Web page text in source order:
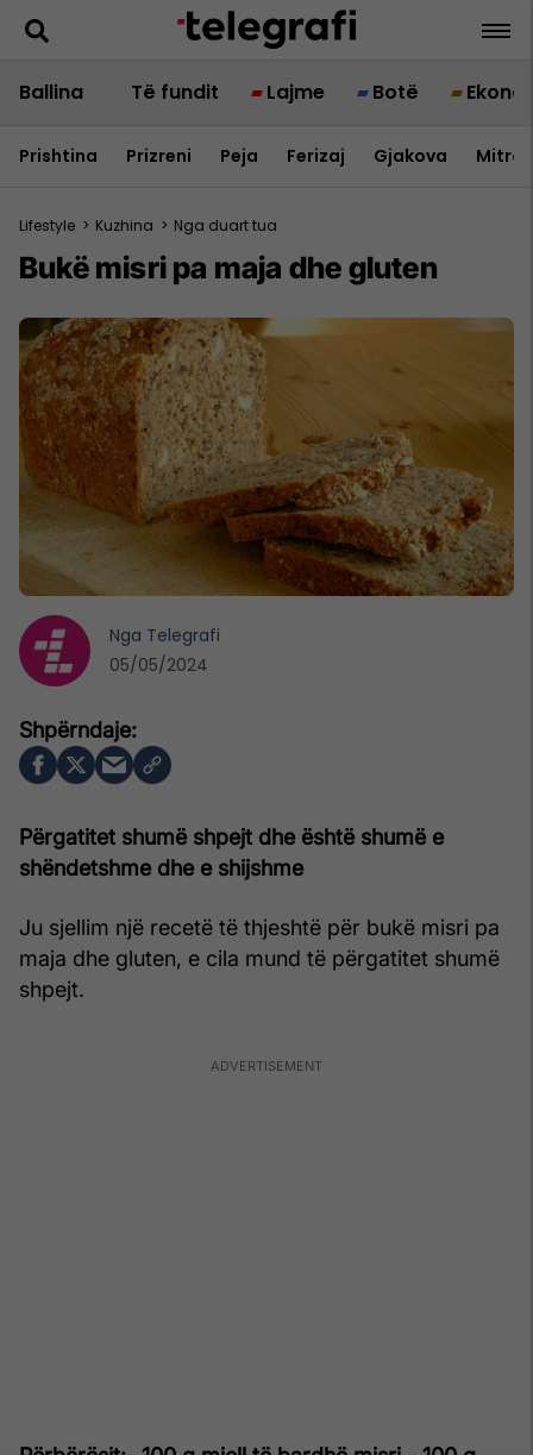
Ballina Të fundit Lajme Botë
Prishtina Prizreni Peja Ferizaj Gjakova
Lifestyle > Kuzhina > Nga duart tua
Bukë misri pa maja dhe gluten
Përgatitet shumë shpejt dhe është shumë e
shëndetshme dhe e shijshme
Ju sjellim një recetë të thjeshtë për bukë misri pa
maja dhe gluten, e cila mund të përgatitet shumë
shpejt.
Nga Telegrafi
05/05/2024